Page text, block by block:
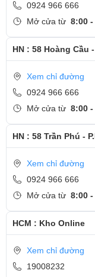
0924 966 666
Mở cửa từ 8:00 -
HN : 58 Hoàng Cầu
Xem chỉ đường
0924 966 666
Mở cửa từ 8:00 -
HN : 58 Trần Phú -
Xem chỉ đường
0924 966 666
Mở cửa từ 8:00 -
HCM : Kho Online
Xem chỉ đường
19008232